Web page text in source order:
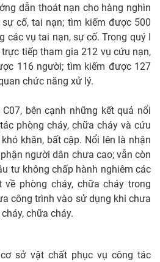
dẫn thoát nạn cho hàng nghìn
cố, tai nạn; tìm kiếm được 500
vụ tai nạn, sự cố. Trong quý I
tiếp tham gia 212 vụ cứu nạn,
116 người; tìm kiếm được 127
chức năng xử lý.
bên cạnh những kết quả nổi
phòng cháy, chữa cháy và cứu
khăn, bất cập. Nổi lên là nhận
người dân chưa cao; vẫn còn
tư không chấp hành nghiêm các
phòng cháy, chữa cháy trong
công trình vào sử dụng khi chưa
chữa cháy.
sở vật chất phục vụ công tác